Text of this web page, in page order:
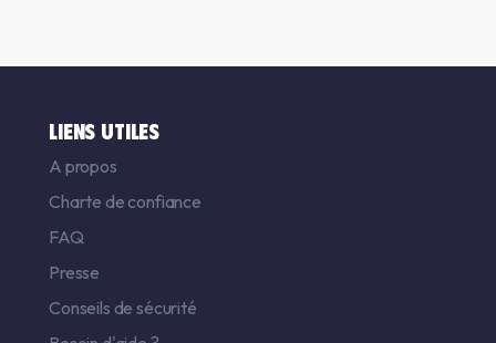
LIENS UTILES
A propos
Charte de confiance
FAQ
Presse
Conseils de sécurité